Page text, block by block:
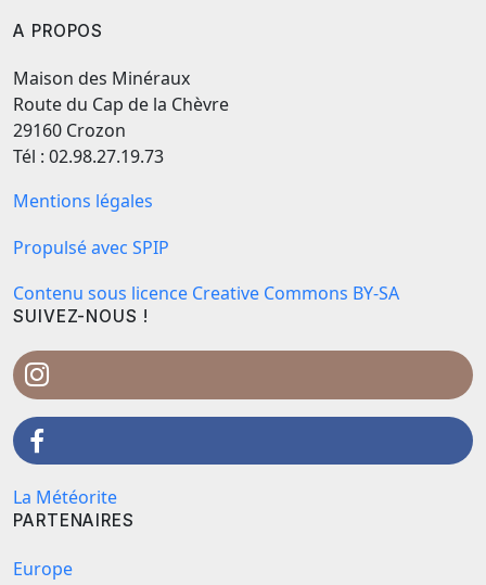
A PROPOS
Maison des Minéraux
Route du Cap de la Chèvre
29160 Crozon
Tél : 02.98.27.19.73
Mentions légales
Propulsé avec SPIP
Contenu sous licence Creative Commons BY-SA
SUIVEZ-NOUS !
La Météorite
PARTENAIRES
Europe